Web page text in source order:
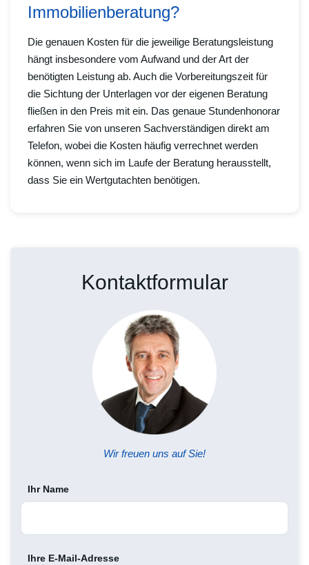
Immobilienberatung?
Die genauen Kosten für die jeweilige Beratungsleistung
hängt insbesondere vom Aufwand und der Art der
benötigten Leistung ab. Auch die Vorbereitungszeit für
die Sichtung der Unterlagen vor der eigenen Beratung
fließen in den Preis mit ein. Das genaue Stundenhonorar
erfahren Sie von unseren Sachverständigen direkt am
Telefon, wobei die Kosten häufig verrechnet werden
können, wenn sich im Laufe der Beratung herausstellt,
dass Sie ein Wertgutachten benötigen.
Kontaktformular
Wir freuen uns auf Sie!
Ihr Name
Ihre E-Mail-Adresse